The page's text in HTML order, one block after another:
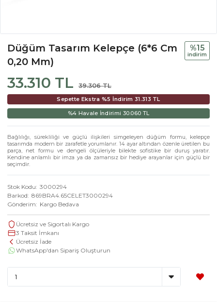
Düğüm Tasarım Kelepçe (6*6 Cm
0,20 Mm)
33.310 TL 39.306 TL
%15
i̇ndi̇ri̇m
Sepette Ekstra %5 İndirim 31.313 TL
%4 Havale İndirimi 30.060 TL
Bağlılığı, sürekliliği ve güçlü ilişkileri simgeleyen düğüm formu, kelepçe
tasarımda modern bir zarafetle yorumlanır. 14 ayar altından özenle üretilen bu
parça, net formu ve dengeli ölçüleriyle bilekte sofistike bir duruş yaratır.
Kendine anlamlı bir imza ya da zamansız bir hediye arayanlar için güçlü bir
seçimdir.
Stok Kodu 3000294
Barkod 869BRA4.65CELET3000294
Gönderim
Kargo Bedava
Ücretsiz ve Sigortalı Kargo
3 Taksit İmkanı
Ücretsiz İade
WhatsApp'dan Sipariş Oluşturun